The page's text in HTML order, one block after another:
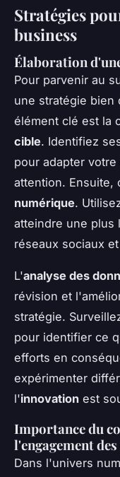
Stratégies
business
Élaboration
Pour parvenir au
une stratégie bien
élément clé est la
cible. Identifiez
pour adapter
attention. Ensuite,
numérique.
atteindre une plus
réseaux sociaux
L'analyse des
révision et
stratégie.
pour identifier ce
efforts en
expérimenter
l'innovation est
Importance du
l'engagement
Dans l'univers